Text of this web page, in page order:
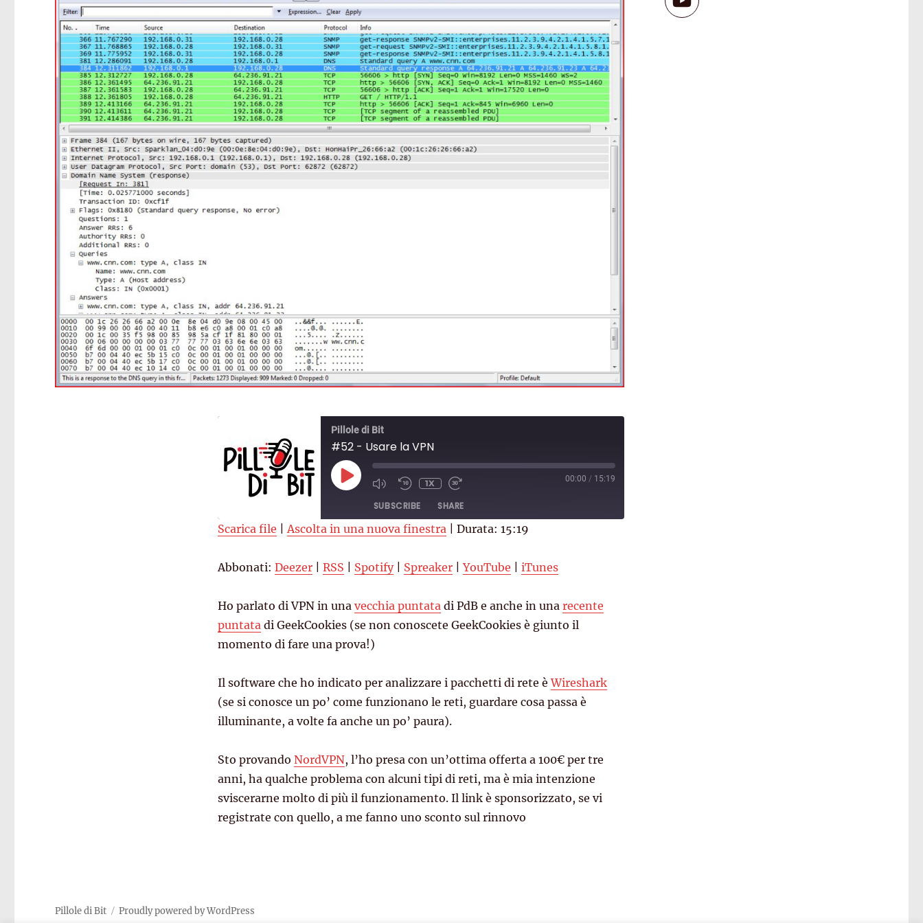
Pillole di Bit
#52 - Usare la VPN
PLAY
EPISODE
1X 00:00 / 15:19
SUBSCRIBE SHARE
Spreaker YouTube iTunes
LINK
EMBED
Scarica file Ascolta in una nuova finestra Durata: 15:19
Abbonati: Deezer| RSS Spotify| Spreaker|YouTube iTunes
Ho parlato di VPN in una vecchia puntata di PdB e anche in una recente
puntata di GeekCookies (se non conoscete GeekCookies è giunto il
momento di fare una prova!)
Il software che ho indicato per analizzare i pacchetti di rete èWireshark
(se si conosce un po’ come funzionano le reti, guardare cosa passa è
illuminante, a volte fa anche un po’ paura).
Sto provando NordVPN, l’ho presa con un’ottima offerta a 100€ per tre
anni, ha qualche problema con alcuni tipi di reti, ma è mia intenzione
sviscerarne molto di più il funzionamento. Il link è sponsorizzato, se vi
registrate con quello, a me fanno uno sconto sul rinnovo
Pillole di Bit Proudly powered by WordPress